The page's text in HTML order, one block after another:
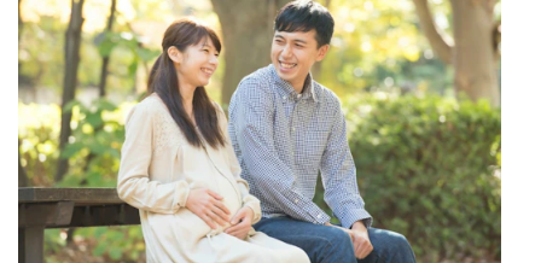
マネー
トレンド・イベント